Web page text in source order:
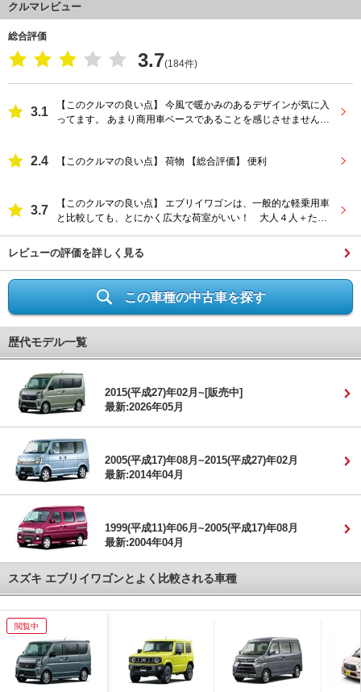
クルマレビュー
総合評価
3.7(184件)
3.1
【このクルマの良い点】 今風で暖かみのあるデザインが気に入
ってます。 あまり商用車ベースであることを感じさせません。
2.4 【このクルマの良い点】 荷物 【総合評価】 便利
3.7
【このクルマの良い点】 エブリイワゴンは、一般的な軽乗用車
と比較しても、とにかく広大な荷室がいい！ 大人４人＋たく
レビューの評価を詳しく見る
この車種の中古車を探す
歴代モデル一覧
2015(平成27)年02月~[販売中]
最新:2026年05月
2005(平成17)年08月~2015(平成27)年02月
最新:2014年04月
1999(平成11)年06月~2005(平成17)年08月
最新:2004年04月
スズキ エブリイワゴンとよく比較される車種
閲覧中